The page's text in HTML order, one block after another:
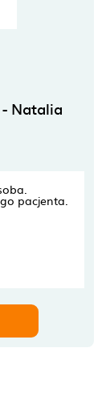
Natalia
pacjenta.